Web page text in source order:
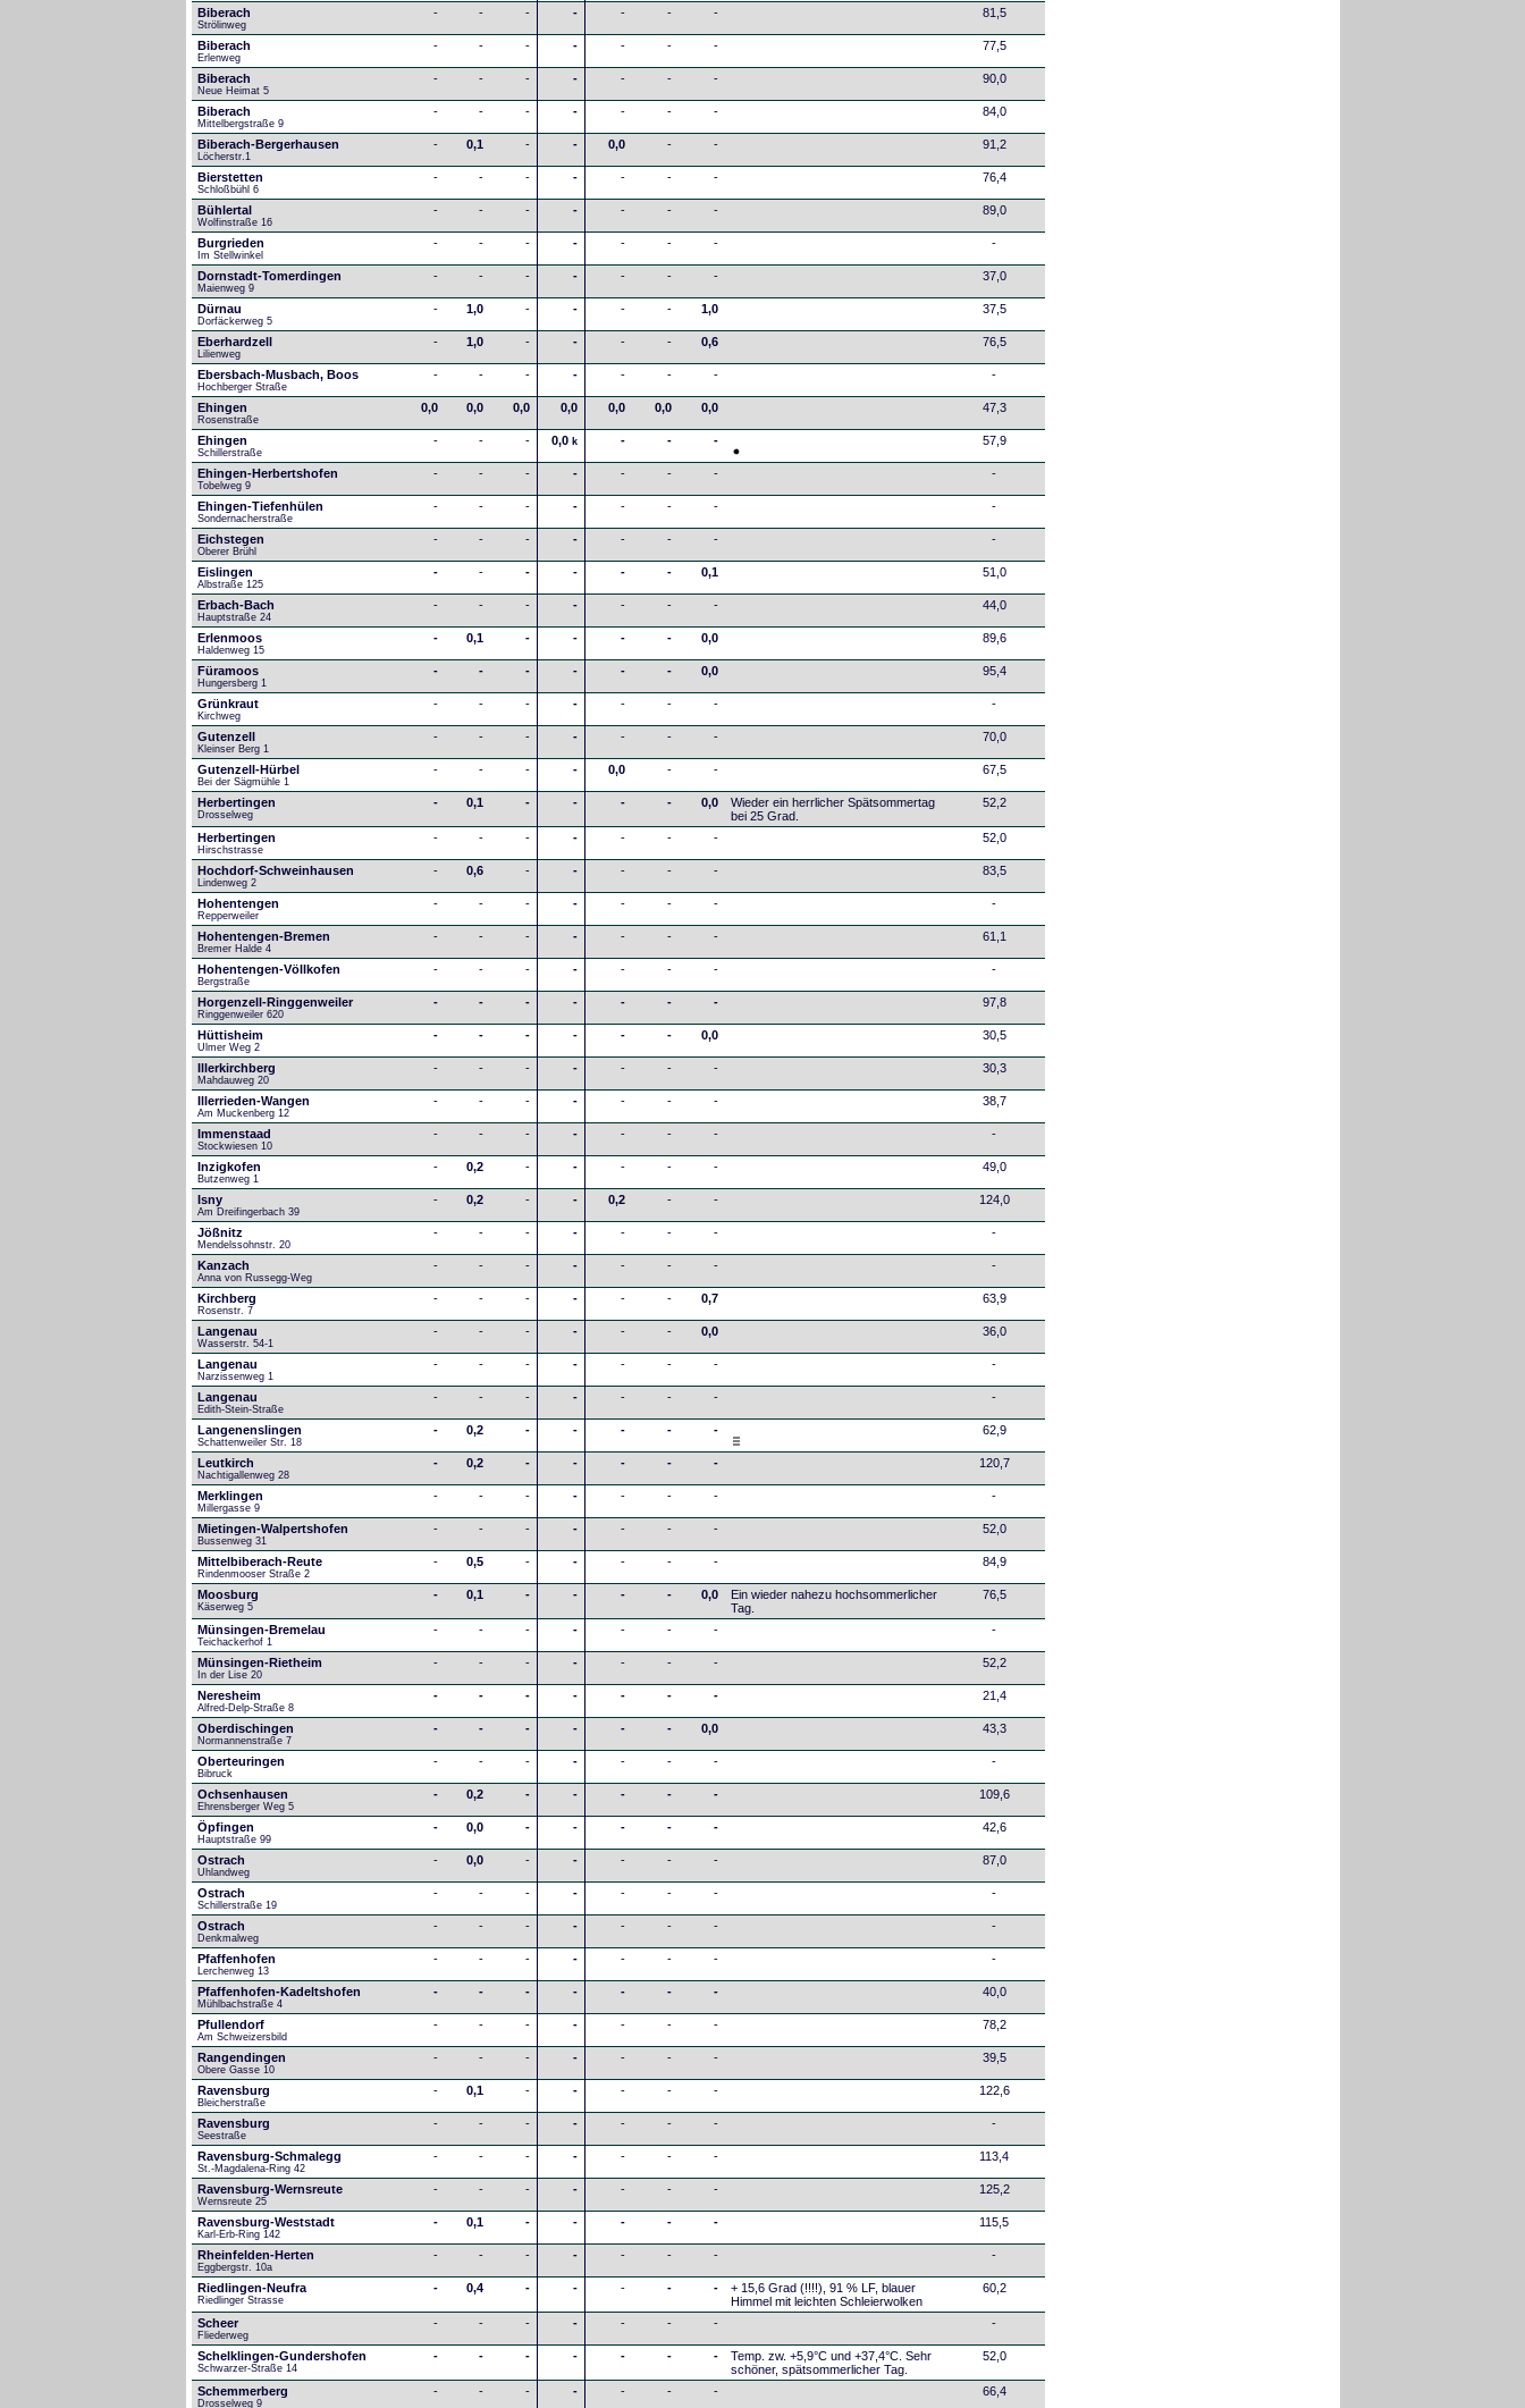
Biberach
Strölinweg
- - - - - - - 81,5
Biberach
Erlenweg
- - - - - - - 77,5
Biberach
Neue Heimat 5
- - - - - - - 90,0
Biberach
Mittelbergstraße 9
- - - - - - - 84,0
Biberach-Bergerhausen
Löcherstr.1
- 0,1 - - 0,0 - - 91,2
Bierstetten
Schloßbühl 6
- - - - - - - 76,4
Bühlertal
Wolfinstraße 16
- - - - - - - 89,0
Burgrieden
Im Stellwinkel
- - - - - - - -
Dornstadt-Tomerdingen
Maienweg 9
- - - - - - - 37,0
Dürnau
Dorfäckerweg 5
- 1,0 - - - - 1,0 37,5
Eberhardzell
Lilienweg
- 1,0 - - - - 0,6 76,5
Ebersbach-Musbach, Boos
Hochberger Straße
- - - - - - - -
Ehingen
Rosenstraße
0,0 0,0 0,0 0,0 0,0 0,0 0,0 47,3
Ehingen
Schillerstraße
- - - 0,0 k - - - 57,9
Ehingen-Herbertshofen
Tobelweg 9
- - - - - - - -
Ehingen-Tiefenhülen
Sondernacherstraße
- - - - - - - -
Eichstegen
Oberer Brühl
- - - - - - - -
Eislingen
Albstraße 125
- - - - - - 0,1 51,0
Erbach-Bach
Hauptstraße 24
- - - - - - - 44,0
Erlenmoos
Haldenweg 15
- 0,1 - - - - 0,0 89,6
Füramoos
Hungersberg 1
- - - - - - 0,0 95,4
Grünkraut
Kirchweg
- - - - - - - -
Gutenzell
Kleinser Berg 1
- - - - - - - 70,0
Gutenzell-Hürbel
Bei der Sägmühle 1
- - - - 0,0 - - 67,5
Herbertingen
Drosselweg
- 0,1 - - - - 0,0
Wieder ein herrlicher Spätsommertag
bei 25 Grad.
52,2
Herbertingen
Hirschstrasse
- - - - - - - 52,0
Hochdorf-Schweinhausen
Lindenweg 2
- 0,6 - - - - - 83,5
Hohentengen
Repperweiler
- - - - - - - -
Hohentengen-Bremen
Bremer Halde 4
- - - - - - - 61,1
Hohentengen-Völlkofen
Bergstraße
- - - - - - - -
Horgenzell-Ringgenweiler
Ringgenweiler 620
- - - - - - - 97,8
Hüttisheim
Ulmer Weg 2
- - - - - - 0,0 30,5
Illerkirchberg
Mahdauweg 20
- - - - - - - 30,3
Illerrieden-Wangen
Am Muckenberg 12
- - - - - - - 38,7
Immenstaad
Stockwiesen 10
- - - - - - - -
Inzigkofen
Butzenweg 1
- 0,2 - - - - - 49,0
Isny
Am Dreifingerbach 39
- 0,2 - - 0,2 - - 124,0
Jößnitz
Mendelssohnstr. 20
- - - - - - - -
Kanzach
Anna von Russegg-Weg
- - - - - - - -
Kirchberg
Rosenstr. 7
- - - - - - 0,7 63,9
Langenau
Wasserstr. 54-1
- - - - - - 0,0 36,0
Langenau
Narzissenweg 1
- - - - - - - -
Langenau
Edith-Stein-Straße
- - - - - - - -
Langenenslingen
Schattenweiler Str. 18
- 0,2 - - - - - 62,9
Leutkirch
Nachtigallenweg 28
- 0,2 - - - - - 120,7
Merklingen
Millergasse 9
- - - - - - - -
Mietingen-Walpertshofen
Bussenweg 31
- - - - - - - 52,0
Mittelbiberach-Reute
Rindenmooser Straße 2
- 0,5 - - - - - 84,9
Moosburg
Käserweg 5
- 0,1 - - - - 0,0
Ein wieder nahezu hochsommerlicher
Tag.
76,5
Münsingen-Bremelau
Teichackerhof 1
- - - - - - - -
Münsingen-Rietheim
In der Lise 20
- - - - - - - 52,2
Neresheim
Alfred-Delp-Straße 8
- - - - - - - 21,4
Oberdischingen
Normannenstraße 7
- - - - - - 0,0 43,3
Oberteuringen
Bibruck
- - - - - - - -
Ochsenhausen
Ehrensberger Weg 5
- 0,2 - - - - - 109,6
Öpfingen
Hauptstraße 99
- 0,0 - - - - - 42,6
Ostrach
Uhlandweg
- 0,0 - - - - - 87,0
Ostrach
Schillerstraße 19
- - - - - - - -
Ostrach
Denkmalweg
- - - - - - - -
Pfaffenhofen
Lerchenweg 13
- - - - - - - -
Pfaffenhofen-Kadeltshofen
Mühlbachstraße 4
- - - - - - - 40,0
Pfullendorf
Am Schweizersbild
- - - - - - - 78,2
Rangendingen
Obere Gasse 10
- - - - - - - 39,5
Ravensburg
Bleicherstraße
- 0,1 - - - - - 122,6
Ravensburg
Seestraße
- - - - - - - -
Ravensburg-Schmalegg
St.-Magdalena-Ring 42
- - - - - - - 113,4
Ravensburg-Wernsreute
Wernsreute 25
- - - - - - - 125,2
Ravensburg-Weststadt
Karl-Erb-Ring 142
- 0,1 - - - - - 115,5
Rheinfelden-Herten
Eggbergstr. 10a
- - - - - - - -
Riedlingen-Neufra
Riedlinger Strasse
- 0,4 - - - - -
+ 15,6 Grad (!!!!), 91 % LF, blauer
Himmel mit leichten Schleierwolken
60,2
Scheer
Fliederweg
- - - - - - - -
Schelklingen-Gundershofen
Schwarzer-Straße 14
- - - - - - -
Temp. zw. +5,9°C und +37,4°C. Sehr
schöner, spätsommerlicher Tag.
52,0
Schemmerberg
Drosselweg 9
- - - - - - - 66,4